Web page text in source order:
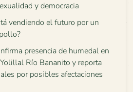
y democracia
vendiendo el futuro por un
presencia de humedal en
Río Bananito y reporta
por posibles afectaciones